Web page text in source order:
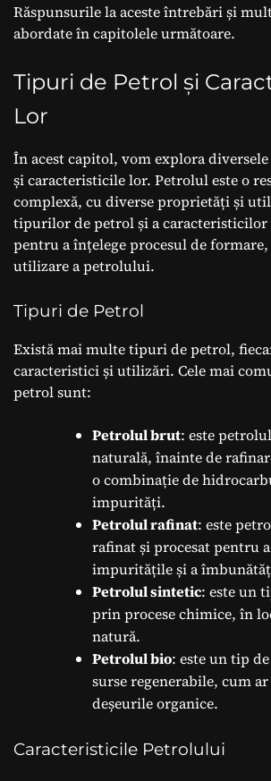
Răspunsurile la aceste întrebări și
abordate în capitolele următoare.
Tipuri de Petrol și
Lor
În acest capitol, vom explora
și caracteristicile lor. Petrolul este o
complexă, cu diverse proprietăți și
tipurilor de petrol și a caracteristicilor
pentru a înțelege procesul de
utilizare a petrolului.
Tipuri de Petrol
Există mai multe tipuri de petrol,
caracteristici și utilizări. Cele mai
petrol sunt:
Petrolul brut: este
naturală, înainte de
o combinație de
impurități.
Petrolul rafinat: este
rafinat și procesat pentru
impuritățile și a
Petrolul sintetic: este un
prin procese chimice, în
natură.
Petrolul bio: este un tip
surse regenerabile, cum
deșeurile organice.
Caracteristicile Petrolului